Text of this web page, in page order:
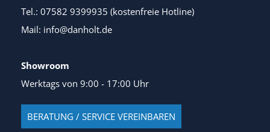
Tel.: 07582 9399935 (kostenfreie Hotline)
Mail: info@danholt.de
Showroom
Werktags von 9:00 - 17:00 Uhr
BERATUNG / SERVICE VEREINBAREN